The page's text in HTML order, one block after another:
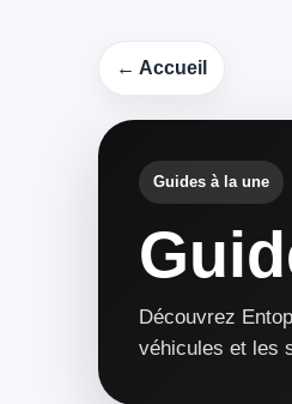
← Accueil
Guides à la une
Découvrez
véhicules et les